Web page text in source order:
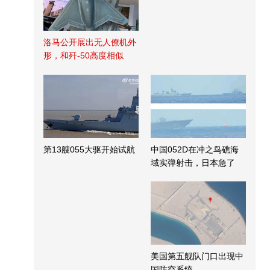
洛马公开展出无人僚机外
形，和歼-50高度相似
第13艘055大驱开始试航
中国052D在冲之鸟礁海
域实弹射击，日本急了
美国第五舰队门口出现中